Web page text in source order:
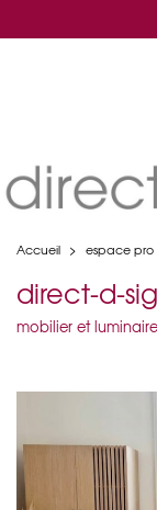
Accueil > espace pro
direct-d-
mobilier et